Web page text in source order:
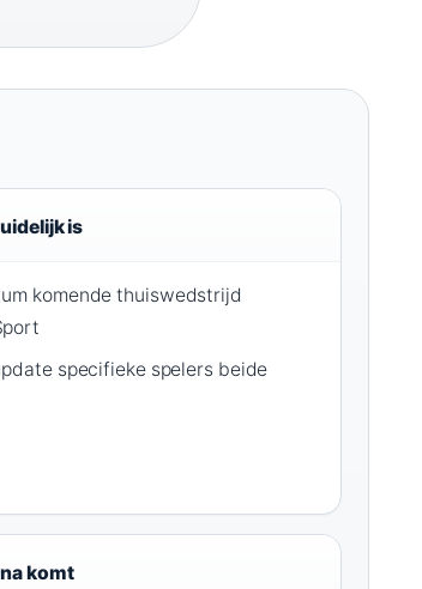
is
komende thuiswedstrijd
specifieke spelers beide
komt